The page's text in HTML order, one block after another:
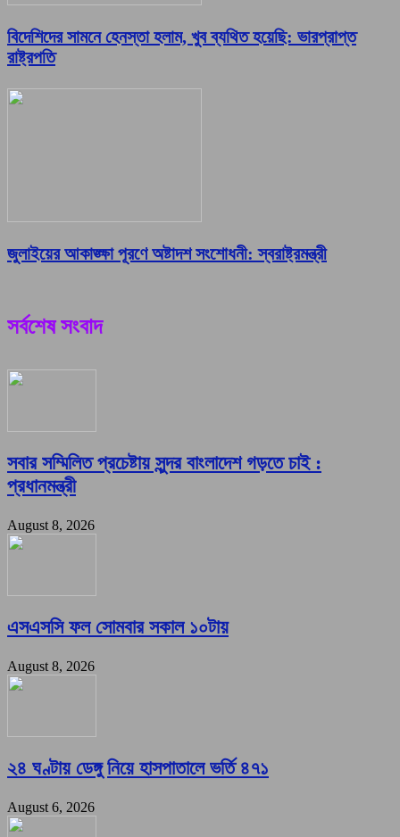
বিদেশিদের সামনে হেনস্তা হলাম, খুব ব্যথিত হয়েছি: ভারপ্রাপ্ত
রাষ্ট্রপতি
জুলাইয়ের আকাঙ্ক্ষা পূরণে অষ্টাদশ সংশোধনী: স্বরাষ্ট্রমন্ত্রী
সর্বশেষ সংবাদ
সবার সম্মিলিত প্রচেষ্টায় সুন্দর বাংলাদেশ গড়তে চাই :
প্রধানমন্ত্রী
August 8, 2026
এসএসসি ফল সোমবার সকাল ১০টায়
August 8, 2026
২৪ ঘণ্টায় ডেঙ্গু নিয়ে হাসপাতালে ভর্তি ৪৭১
August 6, 2026